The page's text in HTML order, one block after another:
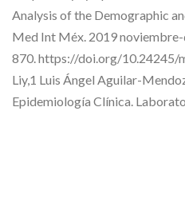
Analysis of the Demographic
Med Int Méx. 2019
870. https://doi.org/10.24245/
Liy,1 Luis Ángel Aguilar-
Epidemiología Clínica.